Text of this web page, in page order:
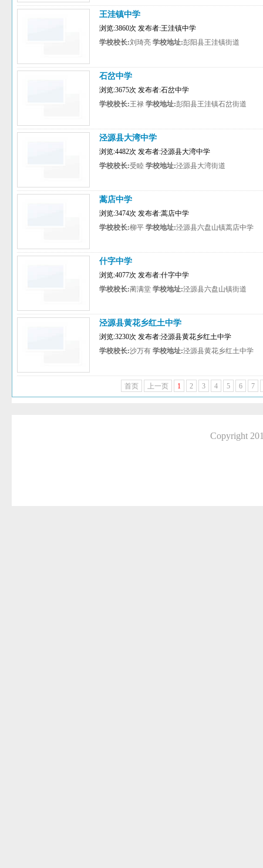
王洼镇中学
浏览:3860次 发布者:王洼镇中学
学校校长:刘琦亮 学校地址:彭阳县王洼镇街道
石岔中学
浏览:3675次 发布者:石岔中学
学校校长:王禄 学校地址:彭阳县王洼镇石岔街道
泾源县大湾中学
浏览:4482次 发布者:泾源县大湾中学
学校校长:受睦 学校地址:泾源县大湾街道
蒿店中学
浏览:3474次 发布者:蒿店中学
学校校长:柳平 学校地址:泾源县六盘山镇蒿店中学
什字中学
浏览:4077次 发布者:什字中学
学校校长:蔺满堂 学校地址:泾源县六盘山镇街道
泾源县黄花乡红土中学
浏览:3230次 发布者:泾源县黄花乡红土中学
学校校长:沙万有 学校地址:泾源县黄花乡红土中学
首页 上一页 1 2 3 4 5 6 7
Copyright